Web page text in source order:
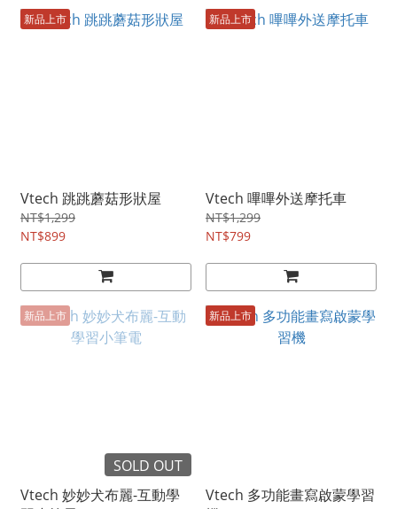
新品上市
Vtech 跳跳蘑菇形狀屋
NT$1,299
NT$899
新品上市
Vtech 嗶嗶外送摩托車
NT$1,299
NT$799
新品上市
SOLD OUT
Vtech 妙妙犬布麗-互動學
新品上市
Vtech 多功能畫寫啟蒙學習